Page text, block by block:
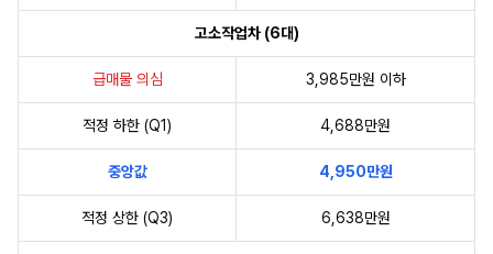
고소작업차 (6대)
급매물 의심 3,985만원 이하
적정 하한 (Q1) 4,688만원
중앙값 4,950만원
적정 상한 (Q3) 6,638만원